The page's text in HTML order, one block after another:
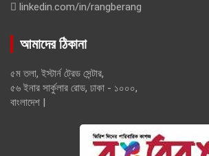
linkedin.com/in/rangberang
আমাদের ঠিকানা
৫ম তলা, ইস্টার্ন ট্রেড সেন্টার,
৫৬ ইনার সার্কুলার রোড, ঢাকা - ১০০০,
বাংলাদেশ |